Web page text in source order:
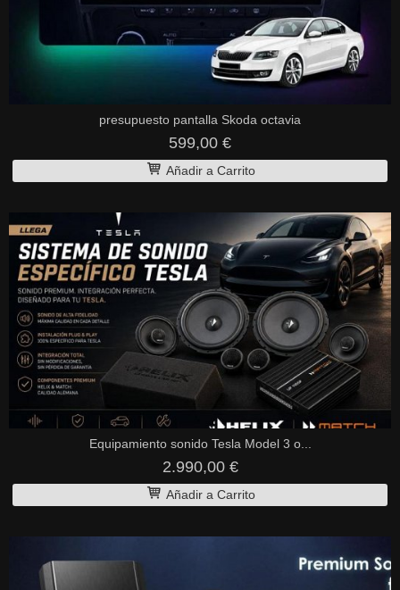
presupuesto pantalla Skoda octavia
599,00 €
Añadir a Carrito
Equipamiento sonido Tesla Model 3 o...
2.990,00 €
Añadir a Carrito